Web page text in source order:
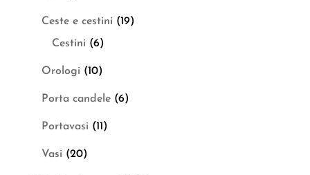
Ceste e cestini (19)
Cestini (6)
Orologi (10)
Porta candele (6)
Portavasi (11)
Vasi (20)